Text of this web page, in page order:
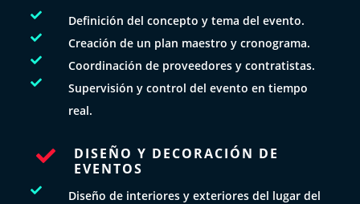
 Definición del concepto y tema del evento.
 Creación de un plan maestro y cronograma.
 Coordinación de proveedores y contratistas.

Supervisión y control del evento en tiempo
real.

DISEÑO Y DECORACIÓN DE
EVENTOS

Diseño de interiores y exteriores del lugar del